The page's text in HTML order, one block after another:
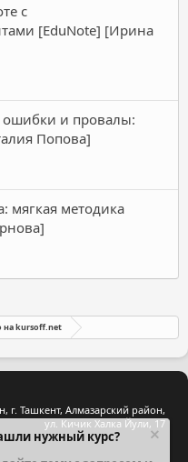
с
[EduNote] [Ирина
ошибки и провалы:
Попова]
мягкая методика
на kursoff.net
г. Ташкент, Алмазарский район,
ул. Кичик Халка Йули, 17
нужный курс?